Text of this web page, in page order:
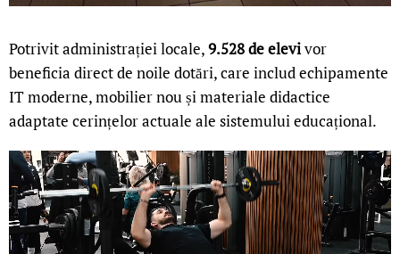
Potrivit administrației locale,9.528 de elevivor
beneficia direct de noile dotări, care includ echipamente
IT moderne, mobilier nou și materiale didactice
adaptate cerințelor actuale ale sistemului educațional.